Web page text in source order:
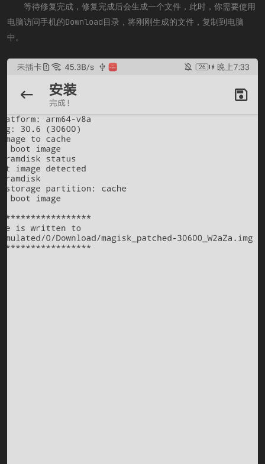
等待修复完成，修复完成后会生成一个文件，此时，你需要使用
电脑访问手机的Download目录，将刚刚生成的文件，复制到电脑
中。